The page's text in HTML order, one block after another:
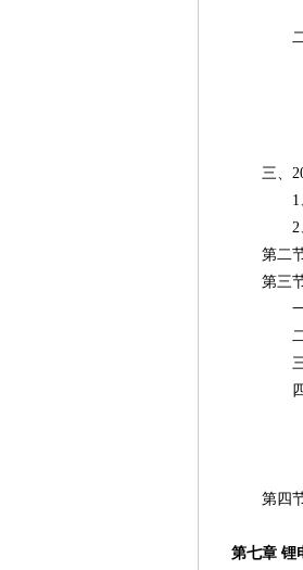
3、
二、盈
1、
2、
3、
4、
三、
1、
2、
第二节
第三节
一、近
二、锂
三、锂
四、锂
1、
2、
3、
第四节
第七章 锂